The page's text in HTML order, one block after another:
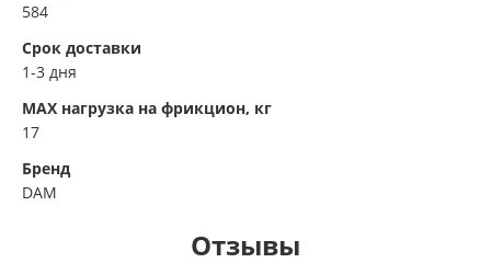
584
Срок доставки
1-3 дня
MAX нагрузка на фрикцион, кг
17
Бренд
DAM
Отзывы